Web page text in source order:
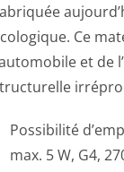
Ce
et de
Possibilité
max. 5 W, G4,